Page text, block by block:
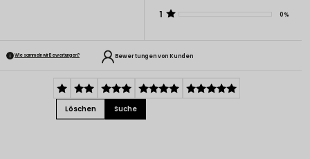
1 0%
Wie sammeln wir Bewertungen? Bewertungen von Kunden
Löschen Suche